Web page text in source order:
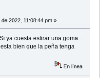
de 2022, 11:08:44 pm »
ya cuesta estirar una goma...
bien que la peña tenga
En línea